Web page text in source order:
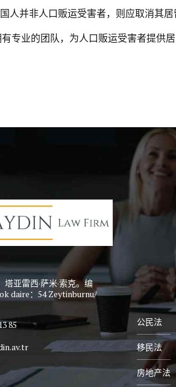
人并非人口贩运受害者，则应取消其
专业的团队，为人口贩运受害者提供
亚雷西·萨米·索克。编
daire：54 Zeytinburnu/
85
公民法
移民法
房地产法